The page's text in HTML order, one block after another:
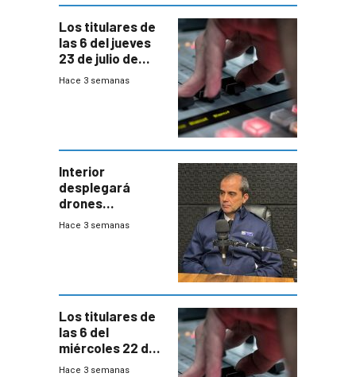
gobierno
Los titulares de
las 6 del jueves
23 de julio de
2026
Hace 3 semanas
Interior
desplegará
drones
autónomos para
Hace 3 semanas
Los titulares de
las 6 del
miércoles 22 de
julio de 2026
Hace 3 semanas